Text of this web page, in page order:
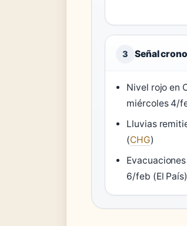
3 Señal
Nivel rojo en
miércoles 4/
Lluvias
(CHG)
6/feb (El País)